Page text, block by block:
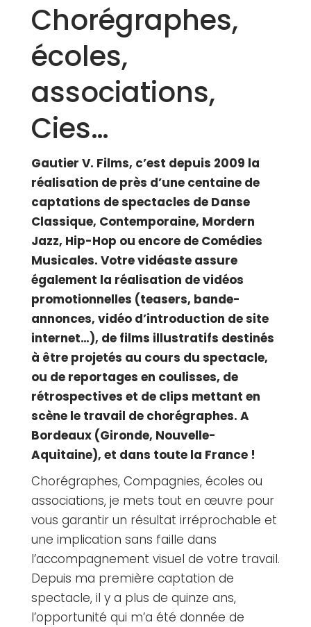
Chorégraphes,
écoles,
associations,
Cies…
Gautier V. Films, c’est depuis 2009 la
réalisation de près d’une centaine de
captations de spectacles de Danse
Classique, Contemporaine, Mordern
Jazz, Hip-Hop ou encore de Comédies
Musicales. Votre vidéasteassure
également la réalisation de vidéos
promotionnelles (teasers, bande-
annonces, vidéo d’introduction de site
internet…), de films illustratifs destinés
à être projetés au cours du spectacle,
ou de reportages en coulisses, de
rétrospectives et de clips mettant en
scène le travail de chorégraphes. A
Bordeaux (Gironde, Nouvelle-
Aquitaine), et dans toute la France !
Chorégraphes, Compagnies, écoles ou
associations, je mets tout en œuvre pour
vous garantir un résultat irréprochable et
une implication sans faille dans
l’accompagnement visuel de votre travail.
Depuis ma première captation de
spectacle, il y a plus de quinze ans,
l’opportunité qui m’a été donnée de